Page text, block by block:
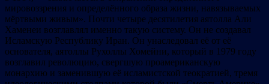
мировоззрения и определённого образа жизни, навязываемых
мёртвыми живым». Почти четыре десятилетия аятолла Али
Хаменеи возглавлял именно такую систему. Он не создавал
Исламскую Республику Иран. Он унаследовал её от её
основателя, аятоллы Рухоллы Хомейни, который в 1979 году
возглавил революцию, свергшую проамериканскую
монархию и заменившую её исламистской теократией, тремя